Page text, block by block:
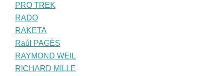
PRO TREK
RADO
RAKETA
Raúl PAGÈS
RAYMOND WEIL
RICHARD MILLE